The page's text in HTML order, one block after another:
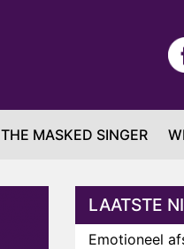
THE MASKED SINGER
LAATSTE
Emotioneel